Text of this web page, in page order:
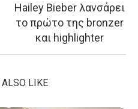
Hailey Bieber λανσάρει
το πρώτο της bronzer
και highlighter
ALSO LIKE